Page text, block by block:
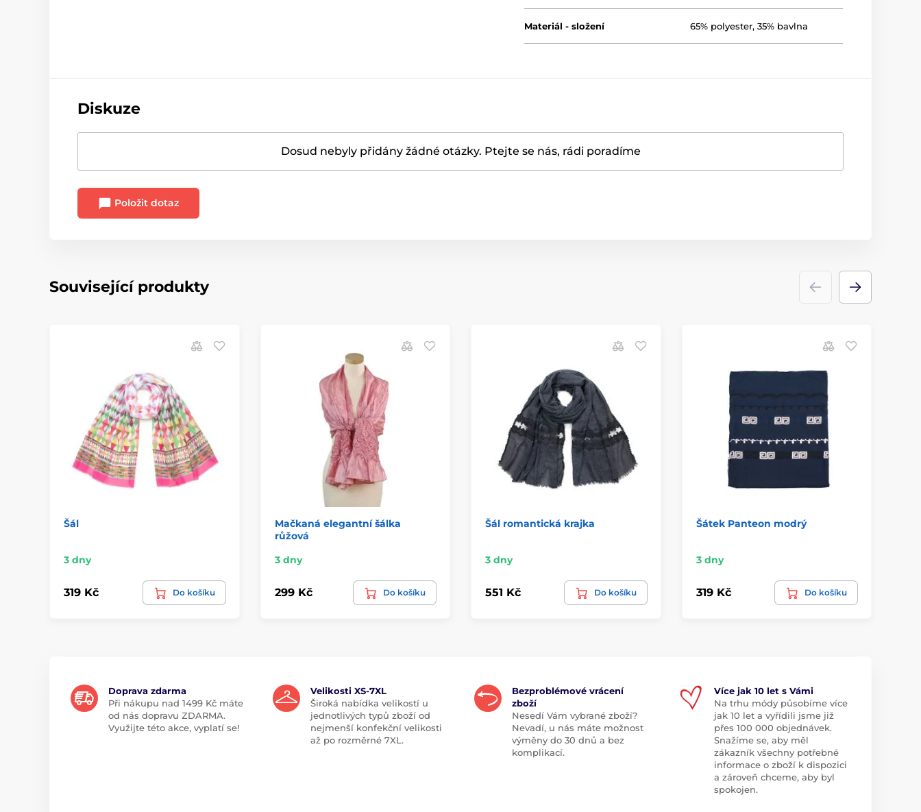
Materiál - složení 65% polyester, 35% bavlna
Diskuze
Dosud nebyly přidány žádné otázky. Ptejte se nás, rádi poradíme
Položit dotaz
Související produkty
Šál
3 dny
319 Kč Do košíku
Mačkaná elegantní šálka
růžová
3 dny
299 Kč Do košíku
Šál romantická krajka
3 dny
551 Kč Do košíku
Šátek Panteon modrý
3 dny
319 Kč Do košíku
Doprava zdarma
Při nákupu nad 1499 Kč máte
od nás dopravu ZDARMA.
Využijte této akce, vyplatí se!
Velikosti XS-7XL
Široká nabídka velikostí u
jednotlivých typů zboží od
nejmenší konfekční velikosti
až po rozměrné 7XL.
Bezproblémové vrácení
zboží
Nesedí Vám vybrané zboží?
Nevadí, u nás máte možnost
výměny do 30 dnů a bez
komplikací.
Více jak 10 let s Vámi
Na trhu módy působíme více
jak 10 let a vyřídili jsme již
přes 100 000 objednávek.
Snažíme se, aby měl
zákazník všechny potřebné
informace o zboží k dispozici
a zároveň chceme, aby byl
spokojen.